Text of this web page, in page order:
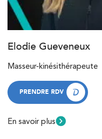
Elodie Gueveneux
Masseur-kinésithérapeute
PRENDRE RDV
En savoir plus